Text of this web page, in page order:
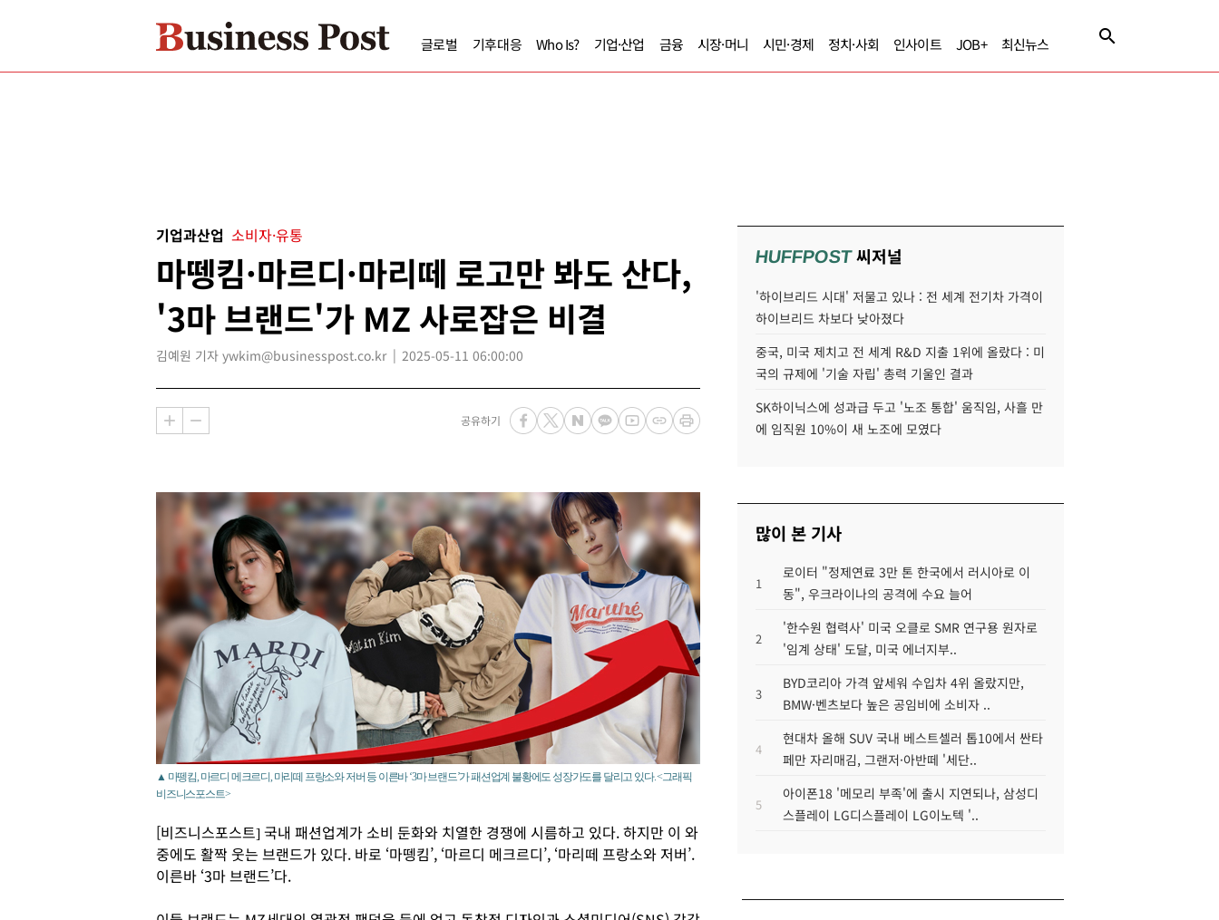
글로벌 기후대응 Who Is? 기업·산업 금융 시장·머니 시민·경제 정치·사회 인사이트 JOB+ 최신뉴스
기업과산업 소비자·유통
마뗑킴·마르디·마리떼 로고만 봐도 산다,
'3마 브랜드'가 MZ 사로잡은 비결
김예원 기자 ywkim@businesspost.co.kr 2025-05-11 06:00:00
공유하기
▲ 마뗑킴, 마르디 메크르디, 마리떼 프랑소와 저버 등 이른바 ‘3마 브랜드’가 패션업계 불황에도 성장가도를 달리고 있다. <그래픽
비즈니스포스트>
[비즈니스포스트] 국내 패션업계가 소비 둔화와 치열한 경쟁에 시름하고 있다. 하지만 이 와
중에도 활짝 웃는 브랜드가 있다. 바로 ‘마뗑킴’, ‘마르디 메크르디’, ‘마리떼 프랑소와 저버’.
이른바 ‘3마 브랜드’다.
HUFFPOST씨저널
'하이브리드 시대' 저물고 있나 : 전 세계 전기차 가격이
하이브리드 차보다 낮아졌다
중국, 미국 제치고 전 세계 R&D 지출 1위에 올랐다 : 미
국의 규제에 '기술 자립' 총력 기울인 결과
SK하이닉스에 성과급 두고 '노조 통합' 움직임, 사흘 만
에 임직원 10%이 새 노조에 모였다
많이 본 기사
1
로이터 "정제연료 3만 톤 한국에서 러시아로 이
동", 우크라이나의 공격에 수요 늘어
2
'한수원 협력사' 미국 오클로 SMR 연구용 원자로
'임계 상태' 도달, 미국 에너지부..
3
BYD코리아 가격 앞세워 수입차 4위 올랐지만,
BMW·벤츠보다 높은 공임비에 소비자 ..
4
현대차 올해 SUV 국내 베스트셀러 톱10에서 싼타
페만 자리매김, 그랜저·아반떼 '세단..
5
아이폰18 '메모리 부족'에 출시 지연되나, 삼성디
스플레이 LG디스플레이 LG이노텍 '..